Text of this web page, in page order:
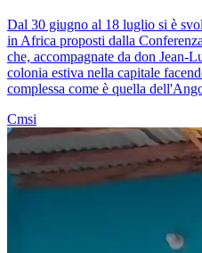
Dal 30 giugno al 18 luglio si è
in Africa proposti dalla
che, accompagnate da don Jean-
colonia estiva nella capitale
complessa come è quella
Cmsi